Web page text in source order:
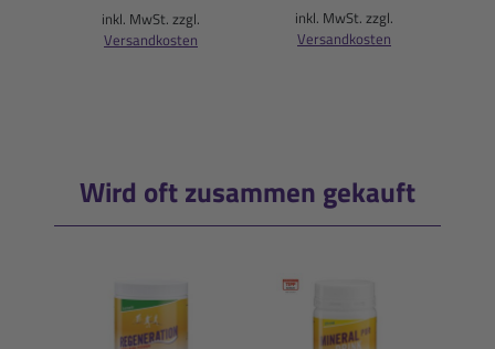
inkl. MwSt. zzgl.
Versandkosten
inkl. MwSt. zzgl.
Versandkosten
Wird oft zusammen gekauft